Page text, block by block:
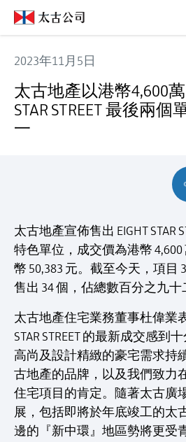
2023年11月5日
太古地產以港幣4,600萬
STAR STREET 最後兩
一
太古地產宣佈售出 EIGHT STAR
特色單位，成交價為港幣
幣 50,383 元。截至今天，項目
售出 34 個，佔總數百分之九十
太古地產住宅業務董事杜偉業
STAR STREET 的最新成交感到
高尚及設計精緻的豪宅需求持
古地產的品牌，以及我們致力
住宅項目的肯定。隨著太古廣
展，包括即將於年底竣工的太
邊的『新中環』地區勢將更受